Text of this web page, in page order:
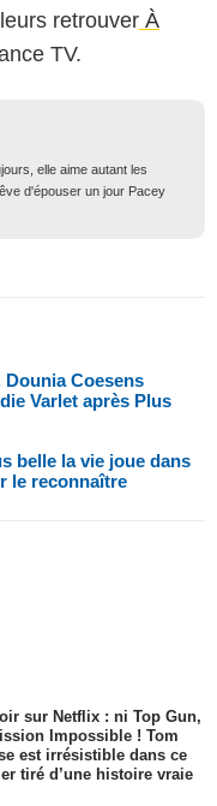
retrouver À
TV.
elle aime autant les
d'épouser un jour Pacey
Coesens
Varlet après Plus
belle la vie joue dans
le reconnaître
sur Netflix : ni Top Gun,
Impossible ! Tom
est irrésistible dans ce
tiré d’une histoire vraie